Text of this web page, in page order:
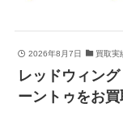
2026年8月7日 買取実
レッドウィン
ーントゥをお買